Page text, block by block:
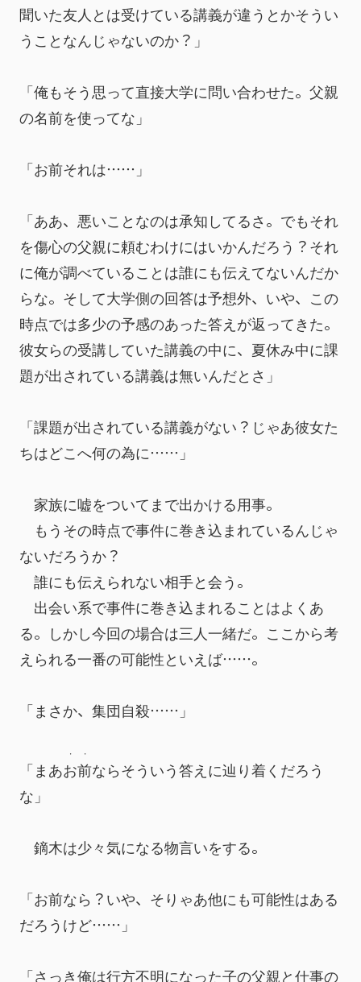
聞いた友人とは受けている講義が違うとかそうい
うことなんじゃないのか？」
「俺もそう思って直接大学に問い合わせた。父親
の名前を使ってな」
「お前それは……」
「ああ、悪いことなのは承知してるさ。でもそれ
を傷心の父親に頼むわけにはいかんだろう？それ
に俺が調べていることは誰にも伝えてないんだか
らな。そして大学側の回答は予想外、いや、この
時点では多少の予感のあった答えが返ってきた。
彼女らの受講していた講義の中に、夏休み中に課
題が出されている講義は無いんだとさ」
「課題が出されている講義がない？じゃあ彼女た
ちはどこへ何の為に……」
家族に嘘をついてまで出かける用事。
もうその時点で事件に巻き込まれているんじゃ
ないだろうか？
誰にも伝えられない相手と会う。
出会い系で事件に巻き込まれることはよくあ
る。しかし今回の場合は三人一緒だ。ここから考
えられる一番の可能性といえば……。
「まさか、集団自殺……」
「まあお
・
前
・
ならそういう答えに辿り着くだろう
な」
鏑木は少々気になる物言いをする。
「お前なら？いや、そりゃあ他にも可能性はある
だろうけど……」
「さっき俺は行方不明になった子の父親と仕事の